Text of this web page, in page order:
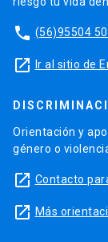
phone (56)95504
launch Ir al sitio de
Orientación y
género o
launch Contacto
launch Más